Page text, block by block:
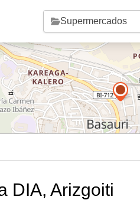
DIA, Arizgoiti